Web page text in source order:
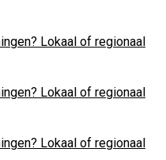
Lokaal of regionaal
Lokaal of regionaal
Lokaal of regionaal